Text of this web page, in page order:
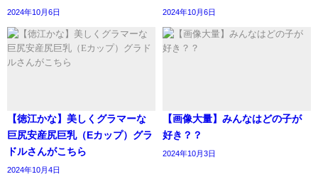
2024年10月6日 2024年10月6日
【徳江かな】美しくグラマーな
巨尻安産尻巨乳（Eカップ）グラ
ドルさんがこちら
2024年10月4日
【画像大量】みんなはどの子が
好き？？
2024年10月3日